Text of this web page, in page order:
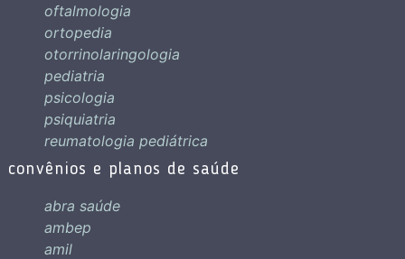
oftalmologia
ortopedia
otorrinolaringologia
pediatria
psicologia
psiquiatria
reumatologia pediátrica
convênios e planos de saúde
abra saúde
ambep
amil